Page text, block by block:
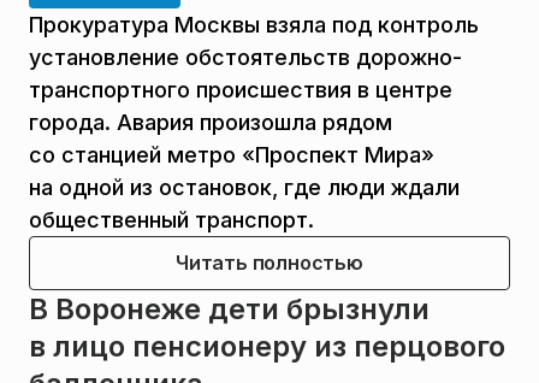
Прокуратура Москвы взяла под контроль
установление обстоятельств дорожно-
транспортного происшествия в центре
города. Авария произошла рядом
со станцией метро «Проспект Мира»
на одной из остановок, где люди ждали
общественный транспорт.
Читать полностью
В Воронеже дети брызнули
в лицо пенсионеру из перцового